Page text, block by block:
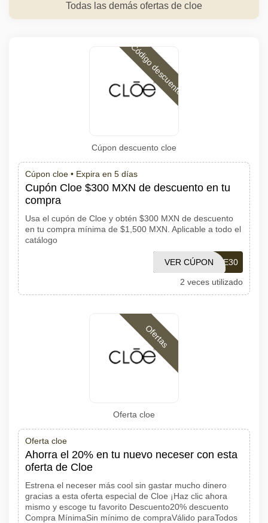
Todas las demás ofertas de cloe
Código descuento
Cúpon descuento cloe
Cúpon cloe • Expira en 5 días
Cupón Cloe $300 MXN de descuento en tu
compra
Usa el cupón de Cloe y obtén $300 MXN de descuento
en tu compra mínima de $1,500 MXN. Aplicable a todo el
catálogo
CL0ELOVE30
VER CÚPON
2 veces utilizado
Ofertas
Oferta cloe
Oferta cloe
Ahorra el 20% en tu nuevo neceser con esta
oferta de Cloe
Estrena el neceser más cool sin gastar mucho dinero
gracias a esta oferta especial de Cloe ¡Haz clic ahora
mismo y escoge tu favorito Descuento20% descuento
Compra MínimaSin mínimo de compraVálido paraTodos